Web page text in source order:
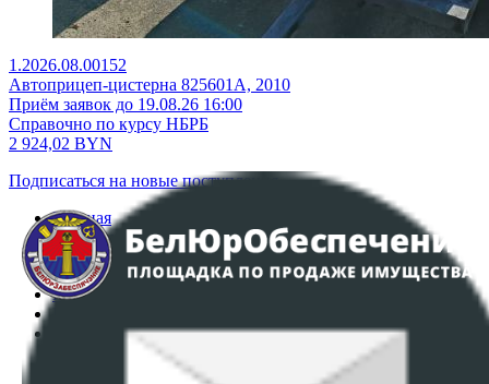
1.2026.08.00152
Автоприцеп-цистерна 825601А, 2010
Приём заявок до 19.08.26 16:00
Справочно по курсу НБРБ
2 924,02 BYN
Подписаться на новые поступления
Главная
Аукционы
Интернет-магазин
Регламент организации и проведения торгов
Политика в отношении обработки персональных
ПОЛОЖЕНИЕ О ПОЛИТИКЕ ОБРАБОТКИ COOKIE-